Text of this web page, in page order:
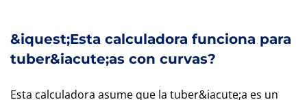
&iquest;Esta calculadora funciona para
tuber&iacute;as con curvas?
Esta calculadora asume que la tuber&iacute;a es un